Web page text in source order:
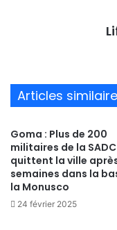
Articles
Goma : Plus de 200
militaires de la SADC
quittent la ville
semaines dans la
la Monusco
24 février 2025